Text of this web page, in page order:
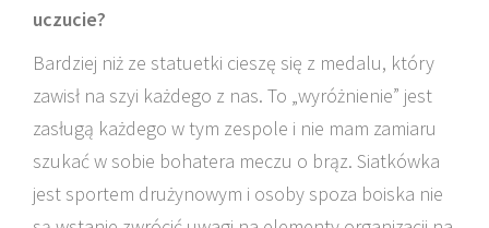
uczucie?
Bardziej niż ze statuetki cieszę się z medalu, który
zawisł na szyi każdego z nas. To „wyróżnienie” jest
zasługą każdego w tym zespole i nie mam zamiaru
szukać w sobie bohatera meczu o brąz. Siatkówka
jest sportem drużynowym i osoby spoza boiska nie